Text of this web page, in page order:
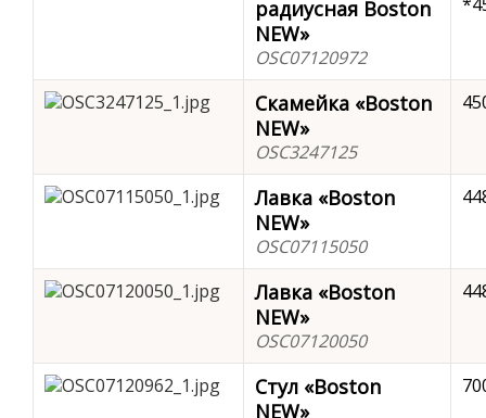
радиусная Boston
NEW»
OSC07120972
Скамейка «Boston
NEW»
OSC3247125
Лавка «Boston
NEW»
OSC07115050
Лавка «Boston
NEW»
OSC07120050
Стул «Boston
NEW»